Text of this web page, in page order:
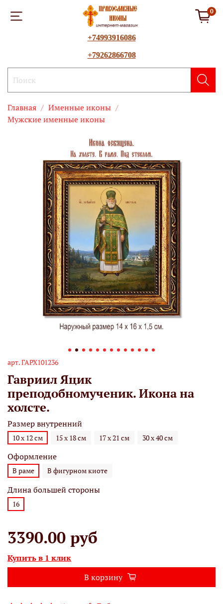
0
+74993916086
+79262866708
Главная
Именные иконы
Мужские именные иконы
арт.ГАРХ101236
Гавриил Яцик
преподобномученик. Икона на
холсте.
Размер внутренний
10 х 12 см 15 х 18 см 17 х 21 см 30 х 40 см
Оформление
В раме В фигурном киоте
Длина большей стороны
16
3390.00 руб
Купить в 1 клик
В корзину